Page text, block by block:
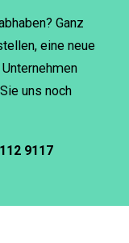
Ganz
eine neue
uns noch
9117